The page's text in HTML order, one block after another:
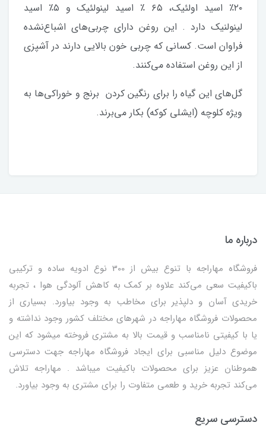
۲۰٪ اسید اولئیک، ۶۵ ٪ اسید لینولئیک و ۵٪ اسید
لینولنیک دارد . این روغن دارای چربی‌های اشباع‌نشده
فراوان است. کسانی که چربی خون بالایی دارند در آشپزی
از این روغن استفاده می‌کنند.
گل‌های این گیاه را برای رنگین کردن برنج و خوراکی‌ها به
ویژه کلوچه (ایشلی کوکه) بکار می‌برند.
درباره ما
فروشگاه مهاراجه با تنوع بیش از 300 نوع ادویه ساده و ترکیبی
باکیفیت سعی می‌کند علاوه بر کمک به کاهش آلودگی هوا ، تجربه
خریدی آسان و دلپذیر برای مخاطب به وجود بیاورد. بسیاری از
محصولات فروشگاه مهاراجه در شهرهای مختلف کشور وجود نداشته و
یا با کیفیتی نامناسب و قیمت بالا به مشتری فروخته میشود که این
موضوع دلیل مناسبی برای ایجاد فروشگاه مهاراجه جهت دسترسی
هموطنان عزیز برای محصولات باکیفیت میباشد . مهاراجه تلاش
می‌کند تجربه خرید و طعمی متفاوت را برای مشتری به وجود بیاورد.
دسترسی سریع